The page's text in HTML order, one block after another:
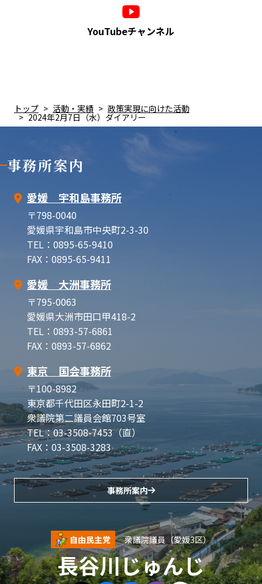
YouTubeチャンネル
トップ 活動・実績 政策実現に向けた活動
2024年2月7日（水）ダイアリー
事務所案内
愛媛 宇和島事務所
〒798-0040
愛媛県宇和島市中央町2-3-30
TEL：0895-65-9410
FAX：0895-65-9411
愛媛 大洲事務所
〒795-0063
愛媛県大洲市田口甲418-2
TEL：0893-57-6861
FAX：0893-57-6862
東京 国会事務所
〒100-8982
東京都千代田区永田町2-1-2
衆議院第二議員会館703号室
TEL：03-3508-7453（直）
FAX：03-3508-3283
事務所案内
自由民主党 衆議院議員（愛媛3区）
長谷川じゅんじ